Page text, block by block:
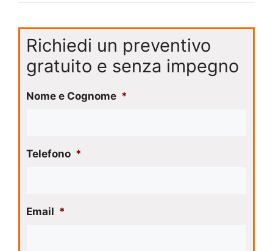
Richiedi un preventivo
gratuito e senza impegno
Nome e Cognome *
Telefono *
Email *